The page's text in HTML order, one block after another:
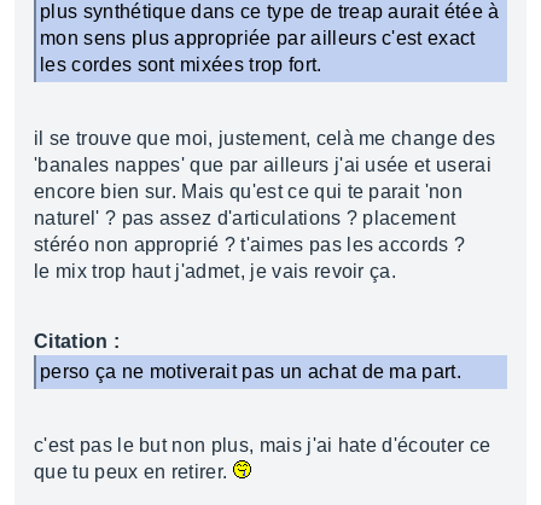
plus synthétique dans ce type de treap aurait étée à
mon sens plus appropriée par ailleurs c'est exact
les cordes sont mixées trop fort.
il se trouve que moi, justement, celà me change des
'banales nappes' que par ailleurs j'ai usée et userai
encore bien sur. Mais qu'est ce qui te parait 'non
naturel' ? pas assez d'articulations ? placement
stéréo non approprié ? t'aimes pas les accords ?
le mix trop haut j'admet, je vais revoir ça.
Citation :
perso ça ne motiverait pas un achat de ma part.
c'est pas le but non plus, mais j'ai hate d'écouter ce
que tu peux en retirer.